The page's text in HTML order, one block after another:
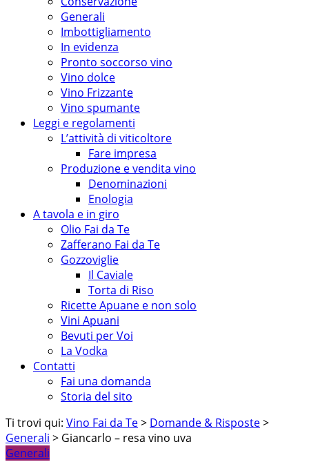
Generali
Imbottigliamento
In evidenza
Pronto soccorso vino
Vino dolce
Vino Frizzante
Vino spumante
Leggi e regolamenti
L’attività di viticoltore
Fare impresa
Produzione e vendita vino
Denominazioni
Enologia
A tavola e in giro
Olio Fai da Te
Zafferano Fai da Te
Gozzoviglie
Il Caviale
Torta di Riso
Ricette Apuane e non solo
Vini Apuani
Bevuti per Voi
La Vodka
Contatti
Fai una domanda
Storia del sito
Ti trovi qui: Vino Fai da Te> Domande & Risposte>
Generali > Giancarlo – resa vino uva
Generali